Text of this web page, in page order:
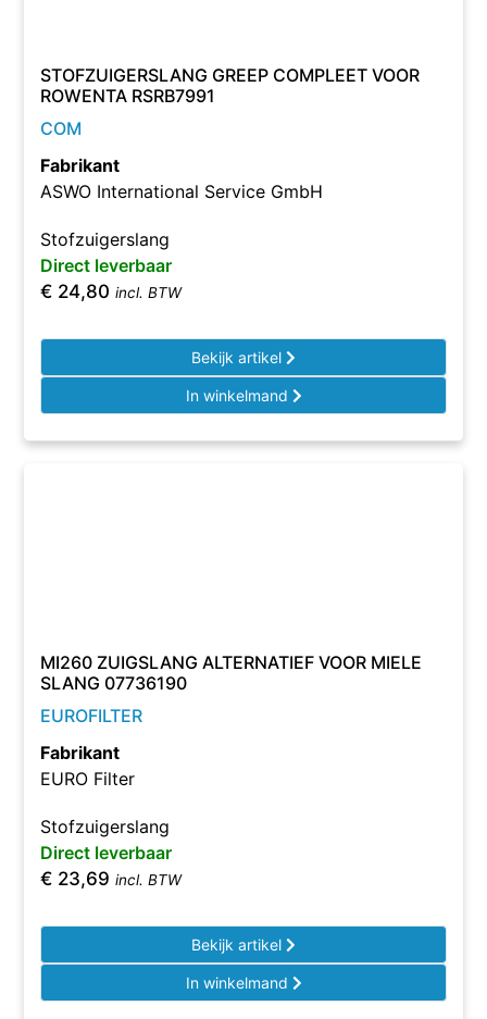
STOFZUIGERSLANG GREEP COMPLEET VOOR
ROWENTA RSRB7991
COM
Fabrikant
ASWO International Service GmbH
Stofzuigerslang
Direct leverbaar
€ 24,80 incl. BTW
Bekijk artikel
In winkelmand
MI260 ZUIGSLANG ALTERNATIEF VOOR MIELE
SLANG 07736190
EUROFILTER
Fabrikant
EURO Filter
Stofzuigerslang
Direct leverbaar
€ 23,69 incl. BTW
Bekijk artikel
In winkelmand